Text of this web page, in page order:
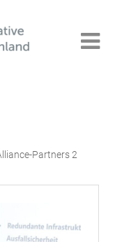
Partners 2